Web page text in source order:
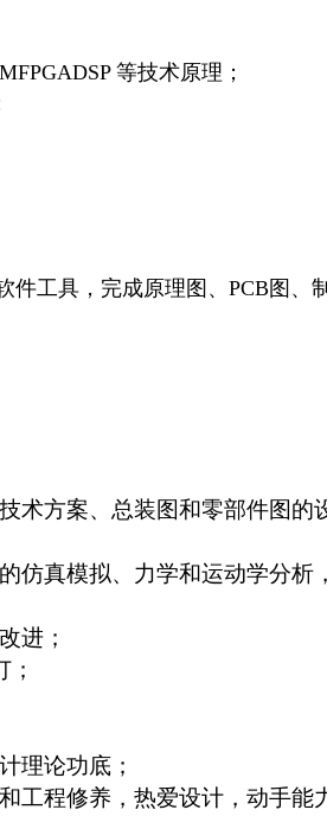
等技术原理；
工具，完成原理图、PCB图、
术方案、总装图和零部件图的
仿真模拟、力学和运动学分析
进；
理论功底；
工程修养，热爱设计，动手能